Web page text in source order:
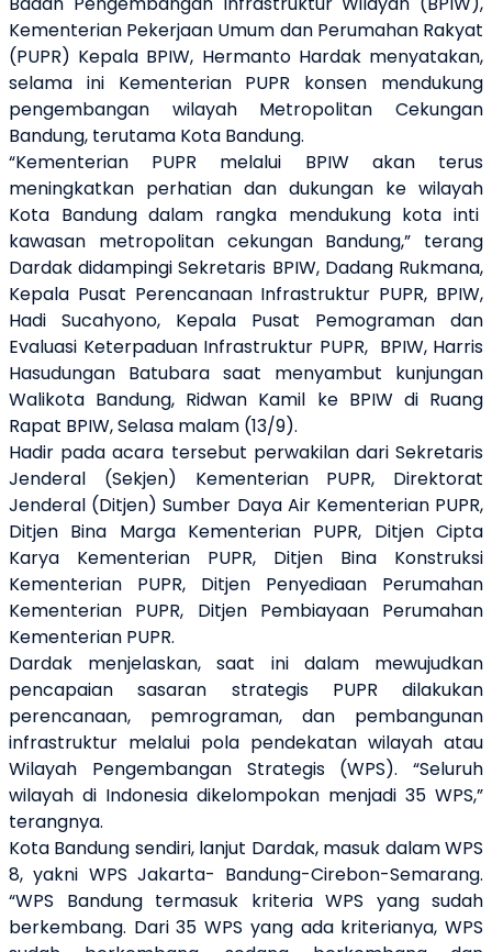
Kementerian Pekerjaan Umum dan Perumahan Rakyat
(PUPR) Kepala BPIW, Hermanto Hardak menyatakan,
selama ini Kementerian PUPR konsen mendukung
pengembangan wilayah Metropolitan Cekungan
Bandung, terutama Kota Bandung.
“Kementerian PUPR melalui BPIW akan terus
meningkatkan perhatian dan dukungan ke wilayah
Kota Bandung dalam rangka mendukung kota inti
kawasan metropolitan cekungan Bandung,” terang
Dardak didampingi Sekretaris BPIW, Dadang Rukmana,
Kepala Pusat Perencanaan Infrastruktur PUPR, BPIW,
Hadi Sucahyono, Kepala Pusat Pemograman dan
Evaluasi Keterpaduan Infrastruktur PUPR, BPIW, Harris
Hasudungan Batubara saat menyambut kunjungan
Walikota Bandung, Ridwan Kamil ke BPIW di Ruang
Rapat BPIW, Selasa malam (13/9).
Hadir pada acara tersebut perwakilan dari Sekretaris
Jenderal (Sekjen) Kementerian PUPR, Direktorat
Jenderal (Ditjen) Sumber Daya Air Kementerian PUPR,
Ditjen Bina Marga Kementerian PUPR, Ditjen Cipta
Karya Kementerian PUPR, Ditjen Bina Konstruksi
Kementerian PUPR, Ditjen Penyediaan Perumahan
Kementerian PUPR, Ditjen Pembiayaan Perumahan
Kementerian PUPR.
Dardak menjelaskan, saat ini dalam mewujudkan
pencapaian sasaran strategis PUPR dilakukan
perencanaan, pemrograman, dan pembangunan
infrastruktur melalui pola pendekatan wilayah atau
Wilayah Pengembangan Strategis (WPS). “Seluruh
wilayah di Indonesia dikelompokan menjadi 35 WPS,”
terangnya.
Kota Bandung sendiri, lanjut Dardak, masuk dalam WPS
8, yakni WPS Jakarta- Bandung-Cirebon-Semarang.
“WPS Bandung termasuk kriteria WPS yang sudah
berkembang. Dari 35 WPS yang ada kriterianya, WPS